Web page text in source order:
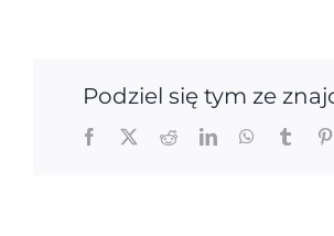
Podziel się tym ze
Facebook
X RedditLinkedInWhatsApp
Tumblr